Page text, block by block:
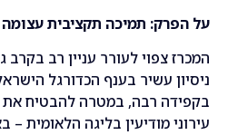
תמיכה תקציבית עצומה ותנאי סף
לעורר עניין רב בקרב גורמים
עשיר בענף הכדורגל הישראלי.
רבה, במטרה להבטיח את המשך
מודיעין בליגה הלאומית – באופן תקין,